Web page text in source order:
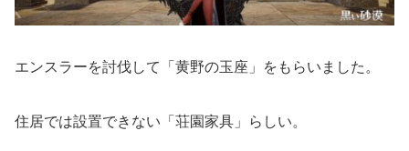
エンスラーを討伐して「黄野の玉座」をもらいました。
住居では設置できない「荘園家具」らしい。